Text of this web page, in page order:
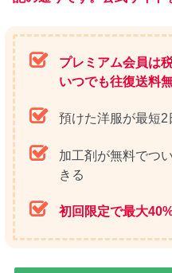
プレミアム会員は
いつでも往復送料
預けた洋服が最短2
加工剤が無料でつ
きる
初回限定で最大